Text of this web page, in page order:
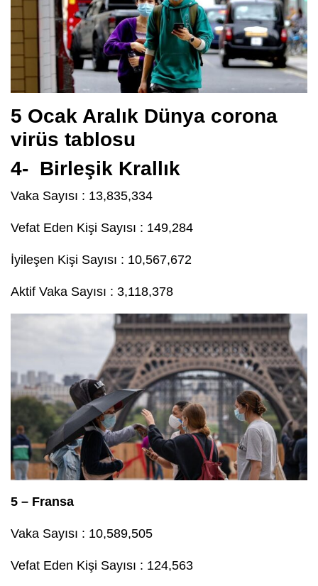
5 Ocak Aralık Dünya corona
virüs tablosu
4- Birleşik Krallık
Vaka Sayısı : 13,835,334
Vefat Eden Kişi Sayısı : 149,284
İyileşen Kişi Sayısı : 10,567,672
Aktif Vaka Sayısı : 3,118,378
5 – Fransa
Vaka Sayısı : 10,589,505
Vefat Eden Kişi Sayısı : 124,563